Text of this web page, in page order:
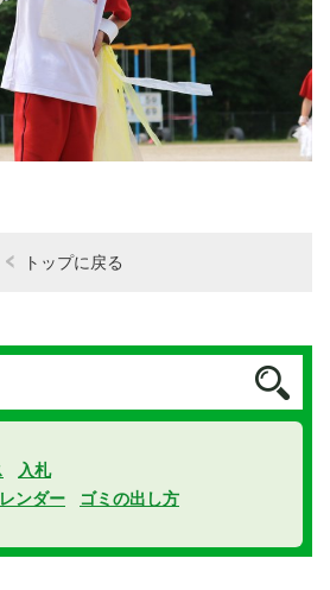
トップに戻る
入札
ンダー
ゴミの出し方